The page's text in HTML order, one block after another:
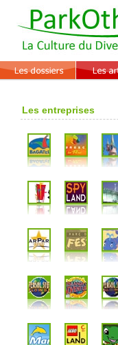
Les entreprises